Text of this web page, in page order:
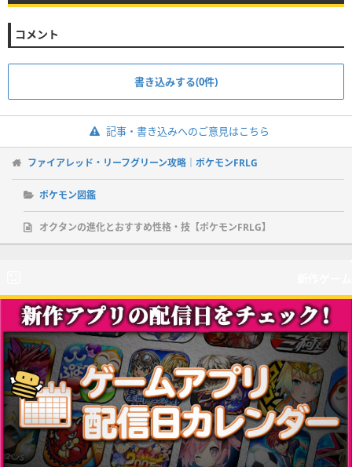
コメント
書き込みする(0件)
記事・書き込みへのご意見はこちら
ファイアレッド・リーフグリーン攻略｜ポケモンFRLG
ポケモン図鑑
オクタンの進化とおすすめ性格・技【ポケモンFRLG】